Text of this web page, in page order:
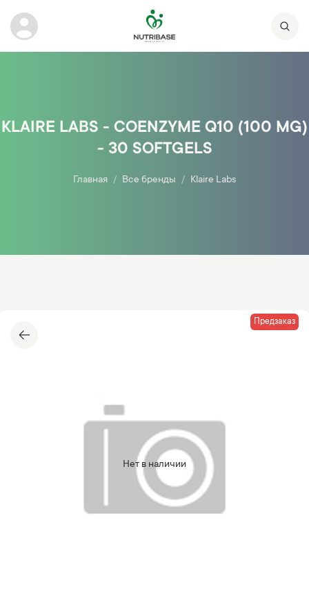
KLAIRE LABS - COENZYME Q10 (100 MG)
- 30 SOFTGELS
Главная Все бренды Klaire Labs
Нет в наличии
Предзаказ